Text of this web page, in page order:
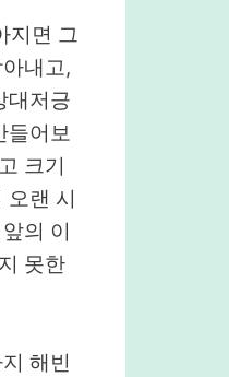
지면 그
내고,
대저긍
들어보
크기
오랜 시
의 이
못한
해빈